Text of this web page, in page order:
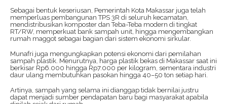
Sebagai bentuk keseriusan, Pemerintah Kota Makassar juga telah
memperluas pembangunan TPS 3R di seluruh kecamatan,
mendistribusikan komposter dan Teba-Teba modern di tingkat
RT/RW, memperkuat bank sampah unit, hingga mengembangkan
rumah maggot sebagai bagian dari sistem ekonomi sirkular.
Munafri juga mengungkapkan potensi ekonomi dari pemilahan
sampah plastik. Menurutnya, harga plastik bekas di Makassar saat ini
berkisar Rp6.000 hingga Rp7.000 per kilogram, sementara industri
daur ulang membutuhkan pasokan hingga 40–50 ton setiap hari.
Artinya, sampah yang selama ini dianggap tidak bernilai justru
dapat menjadi sumber pendapatan baru bagi masyarakat apabila